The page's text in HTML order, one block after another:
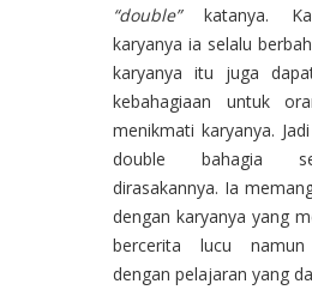
“double”katanya.
karyanya ia selalu
karyanya itu juga
kebahagiaan untuk
menikmati karyanya.
double bahagia
dirasakannya. Ia
dengan karyanya yang
bercerita lucu
dengan pelajaran yang